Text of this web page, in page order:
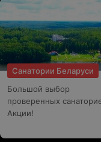
Санатории Беларуси
Большой выбор
проверенных
Акции!